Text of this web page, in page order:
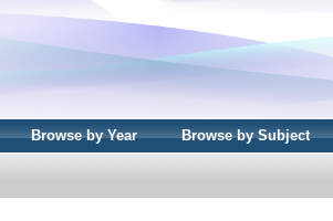
Browse by Year Browse by Subject